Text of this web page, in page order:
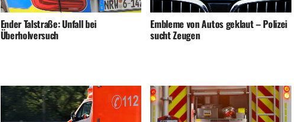
Ender Talstraße: Unfall bei
Überholversuch
Embleme von Autos geklaut – Polizei
sucht Zeugen